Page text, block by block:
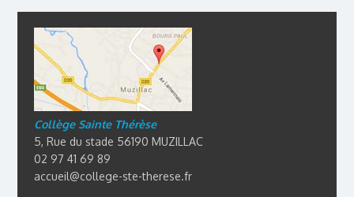
Collège Sainte Thérèse
5, Rue du stade 56190 MUZILLAC
02 97 41 69 89
accueil@college-ste-therese.fr